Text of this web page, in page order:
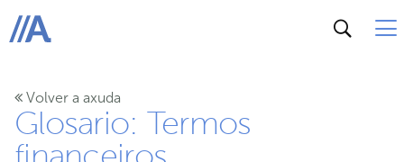
ABANCA
Volver a axuda
Glosario: Termos